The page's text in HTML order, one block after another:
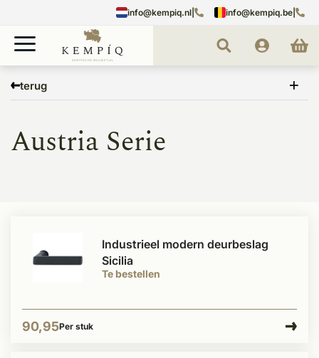
info@kempiq.nl info@kempiq.be
terug
Deuren Binnendeurbeslag
Austria Serie
Te bestellen
Industrieel modern deurbeslag
Sicilia
90,95Per stuk